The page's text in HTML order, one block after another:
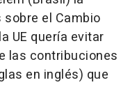
el Cambio
UE quería evitar
las contribuciones
en inglés) que